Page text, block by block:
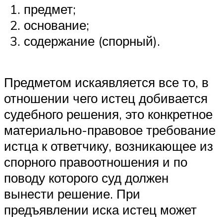
предмет;
основание;
содержание (спорный).
Предметом искаявляется все то, в
отношении чего истец добивается
судебного решения, это конкретное
материально-правовое требова­ние
истца к ответчику, возникающее из
спорного правоотношения и по
поводу которого суд должен
вынести решение. При
предъявлении иска истец может